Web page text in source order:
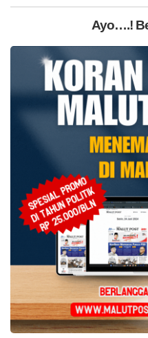
Ayo….!